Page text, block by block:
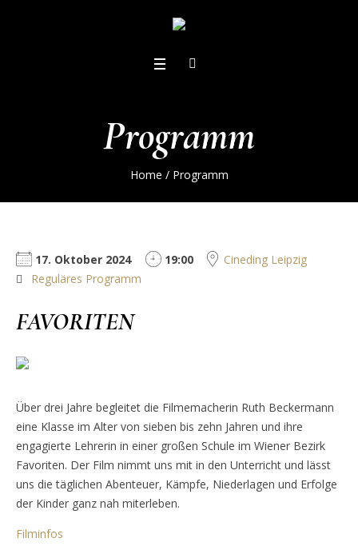
Programm
Home / Programm
17. Oktober 2024 19:00
Cineding Leipzig
Reguläres Programm
FAVORITEN
Über drei Jahre begleitet die Filmemacherin Ruth Beckermann
eine Klasse im Alter von sieben bis zehn Jahren und ihre
engagierte Lehrerin in einer großen Schule im Wiener Bezirk
Favoriten. Der Film nimmt uns mit in den Unterricht und lässt
uns die täglichen Abenteuer, Kämpfe, Niederlagen und Erfolge
der Kinder ganz nah miterleben.
Filminfos